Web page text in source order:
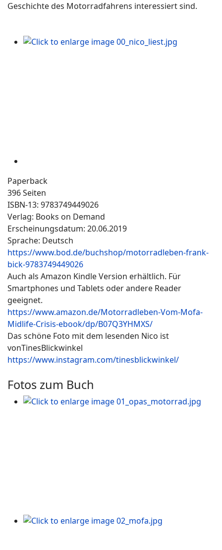
Geschichte des Motorradfahrens interessiert sind.
Paperback
396 Seiten
ISBN-13: 9783749449026
Verlag: Books on Demand
Erscheinungsdatum: 20.06.2019
Sprache: Deutsch
https://www.bod.de/buchshop/motorradleben-frank-
bick-9783749449026
Auch als Amazon Kindle Version erhältlich. Für
Smartphones und Tablets oder andere Reader
geeignet.
https://www.amazon.de/Motorradleben-Vom-Mofa-
Midlife-Crisis-ebook/dp/B07Q3YHMXS/
Das schöne Foto mit dem lesenden Nico ist
vonTinesBlickwinkel
https://www.instagram.com/tinesblickwinkel/
Fotos zum Buch